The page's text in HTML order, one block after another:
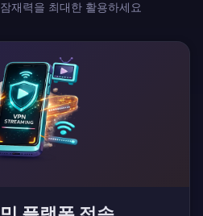
재력을 최대한 활용하세요